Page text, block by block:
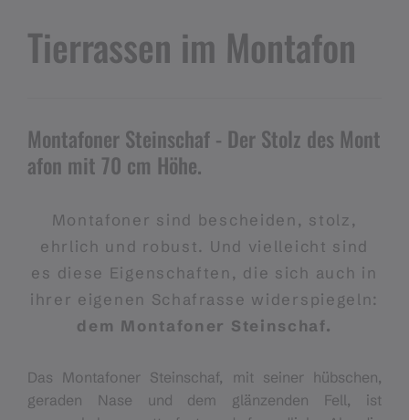
Tierrassen im Montafon
Montafoner Steinschaf - Der Stolz des Mont
afon mit 70 cm Höhe.
Montafoner sind bescheiden, stolz,
ehrlich und robust. Und vielleicht sind
es diese Eigenschaften, die sich auch in
ihrer eigenen Schafrasse widerspiegeln:
dem Montafoner Steinschaf.
Das Montafoner Steinschaf, mit seiner hübschen,
geraden Nase und dem glänzenden Fell, ist